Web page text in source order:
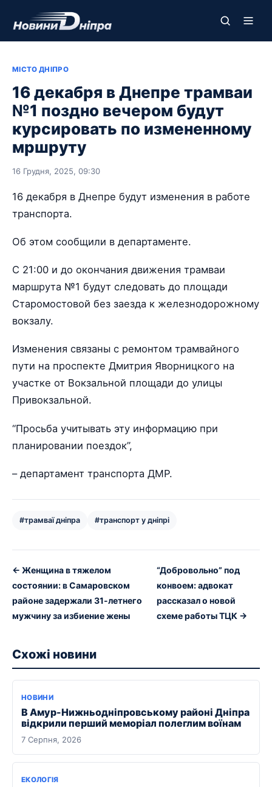
МІСТО ДНІПРО
16 декабря в Днепре трамваи
№1 поздно вечером будут
курсировать по измененному
мршруту
16 Грудня, 2025, 09:30
16 декабря в Днепре будут изменения в работе
транспорта.
Об этом сообщили в департаменте.
С 21:00 и до окончания движения трамваи
маршрута №1 будут следовать до площади
Старомостовой без заезда к железнодорожному
вокзалу.
Изменения связаны с ремонтом трамвайного
пути на проспекте Дмитрия Яворницкого на
участке от Вокзальной площади до улицы
Привокзальной.
“Просьба учитывать эту информацию при
планировании поездок”,
– департамент транспорта ДМР.
#трамваї дніпра #транспорт у дніпрі
← Женщина в тяжелом
состоянии: в Самаровском
районе задержали 31-летнего
мужчину за избиение жены
“Добровольно” под
конвоем: адвокат
рассказал о новой
схеме работы ТЦК →
Схожі новини
НОВИНИ
В Амур-Нижньодніпровському районі Дніпра
відкрили перший меморіал полеглим воїнам
7 Серпня, 2026
ЕКОЛОГІЯ